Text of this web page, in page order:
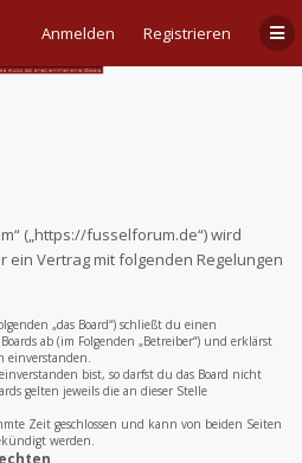
Anmelden Registrieren
(„https://fusselforum.de“) wird
ein Vertrag mit folgenden Regelungen
„das Board“) schließt du einen
ab (im Folgenden „Betreiber“) und erklärst
einverstanden.
bist, so darfst du das Board nicht
gelten jeweils die an dieser Stelle
Zeit geschlossen und kann von beiden Seiten
werden.